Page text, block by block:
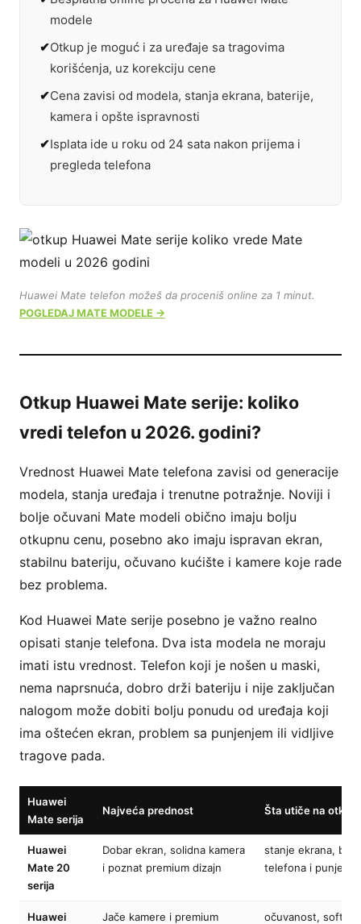
modele
Otkup je moguć i za uređaje sa tragovima
korišćenja, uz korekciju cene
Cena zavisi od modela, stanja ekrana, baterije,
kamera i opšte ispravnosti
Isplata ide u roku od 24 sata nakon prijema i
pregleda telefona
Huawei Mate telefon možeš da proceniš online za 1 minut.
POGLEDAJ MATE MODELE →
Otkup Huawei Mate serije: koliko
vredi telefon u 2026. godini?
Vrednost Huawei Mate telefona zavisi od generacije
modela, stanja uređaja i trenutne potražnje. Noviji i
bolje očuvani Mate modeli obično imaju bolju
otkupnu cenu, posebno ako imaju ispravan ekran,
stabilnu bateriju, očuvano kućište i kamere koje rade
bez problema.
Kod Huawei Mate serije posebno je važno realno
opisati stanje telefona. Dva ista modela ne moraju
imati istu vrednost. Telefon koji je nošen u maski,
nema naprsnuća, dobro drži bateriju i nije zaključan
nalogom može dobiti bolju ponudu od uređaja koji
ima oštećen ekran, problem sa punjenjem ili vidljive
tragove pada.
Huawei
Mate serija
Najveća prednost Šta utiče na
Huawei
Mate 20
serija
Dobar ekran, solidna kamera
i poznat premium dizajn
stanje ekrana,
telefona i punjenja
Huawei
Jače kamere i premium
očuvanost,